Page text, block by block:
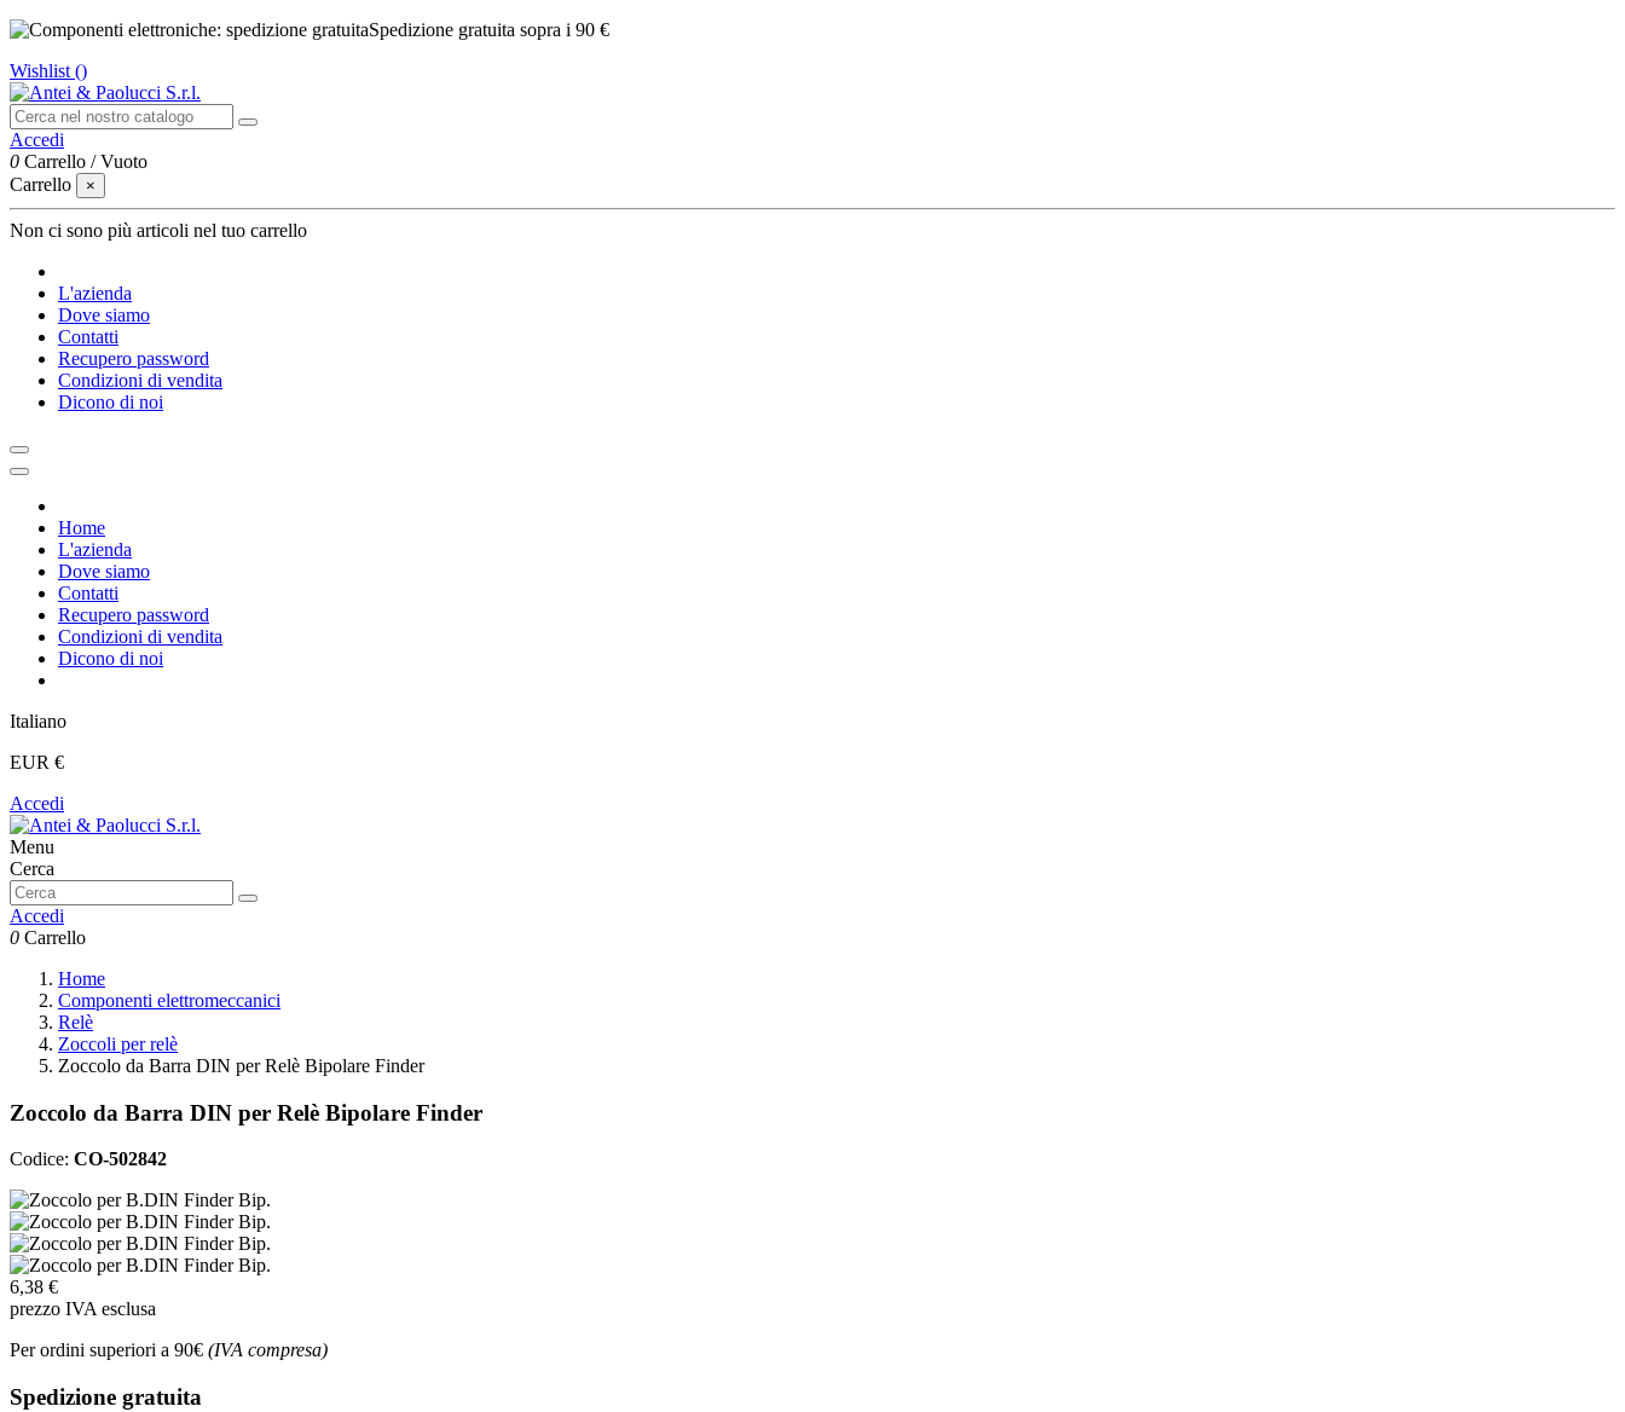
Spedizione gratuita sopra i 90 €
Wishlist ()
Accedi
0 Carrello /Vuoto
Carrello
×
Non ci sono più articoli nel tuo carrello
L'azienda
Dove siamo
Contatti
Recupero password
Condizioni di vendita
Dicono di noi
Home
L'azienda
Dove siamo
Contatti
Recupero password
Condizioni di vendita
Dicono di noi
Italiano
EUR €
Accedi
Menu
Cerca
Accedi
0 Carrello
Home
Componenti elettromeccanici
Relè
Zoccoli per relè
Zoccolo da Barra DIN per Relè Bipolare Finder
Zoccolo da Barra DIN per Relè Bipolare Finder
Codice: CO-502842
6,38 €
prezzo IVA esclusa
Per ordini superiori a 90€ (IVA compresa)
Spedizione gratuita